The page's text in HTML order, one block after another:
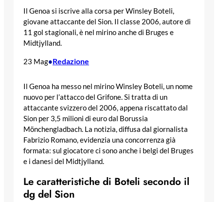
Il Genoa si iscrive alla corsa per Winsley Boteli,
giovane attaccante del Sion. Il classe 2006, autore di
11 gol stagionali, è nel mirino anche di Bruges e
Midtjylland.
23 Mag•Redazione
Il Genoa ha messo nel mirino Winsley Boteli, un nome
nuovo per l’attacco del Grifone. Si tratta di un
attaccante svizzero del 2006, appena riscattato dal
Sion per 3,5 milioni di euro dal Borussia
Mönchengladbach. La notizia, diffusa dal giornalista
Fabrizio Romano, evidenzia una concorrenza già
formata: sul giocatore ci sono anche i belgi del Bruges
e i danesi del Midtjylland.
Le caratteristiche di Boteli secondo il
dg del Sion